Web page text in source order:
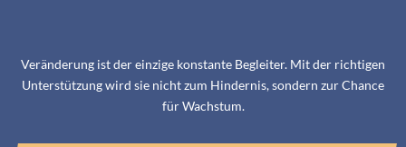
Veränderung ist der einzige konstante Begleiter. Mit der richtigen
Unterstützung wird sie nicht zum Hindernis, sondern zur Chance
für Wachstum.